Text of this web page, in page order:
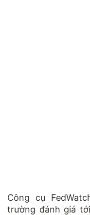
Công cụ
trường đánh giá